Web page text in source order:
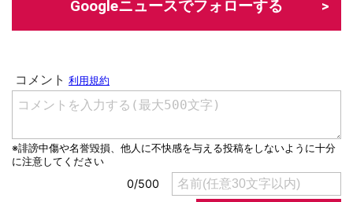
Googleニュースでフォローする